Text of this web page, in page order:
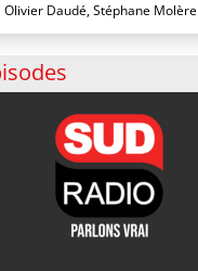
Olivier Daudé, Stéphane Molère